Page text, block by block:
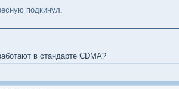
подкинул.
в стандарте CDMA?